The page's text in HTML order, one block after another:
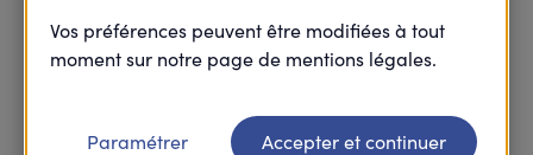
Vos préférences peuvent être modifiées à tout
moment sur notre page de mentions légales.
Paramétrer Accepter et continuer